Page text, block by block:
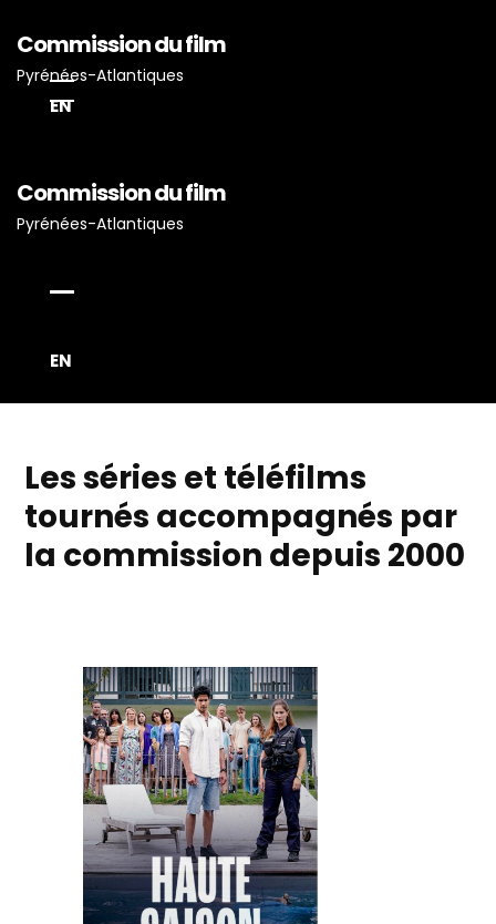
Commission du film
Pyrénées-Atlantiques
EN
Commission du film
Pyrénées-Atlantiques
EN
Les séries et téléfilms
tournés accompagnés par
la commission depuis 2000